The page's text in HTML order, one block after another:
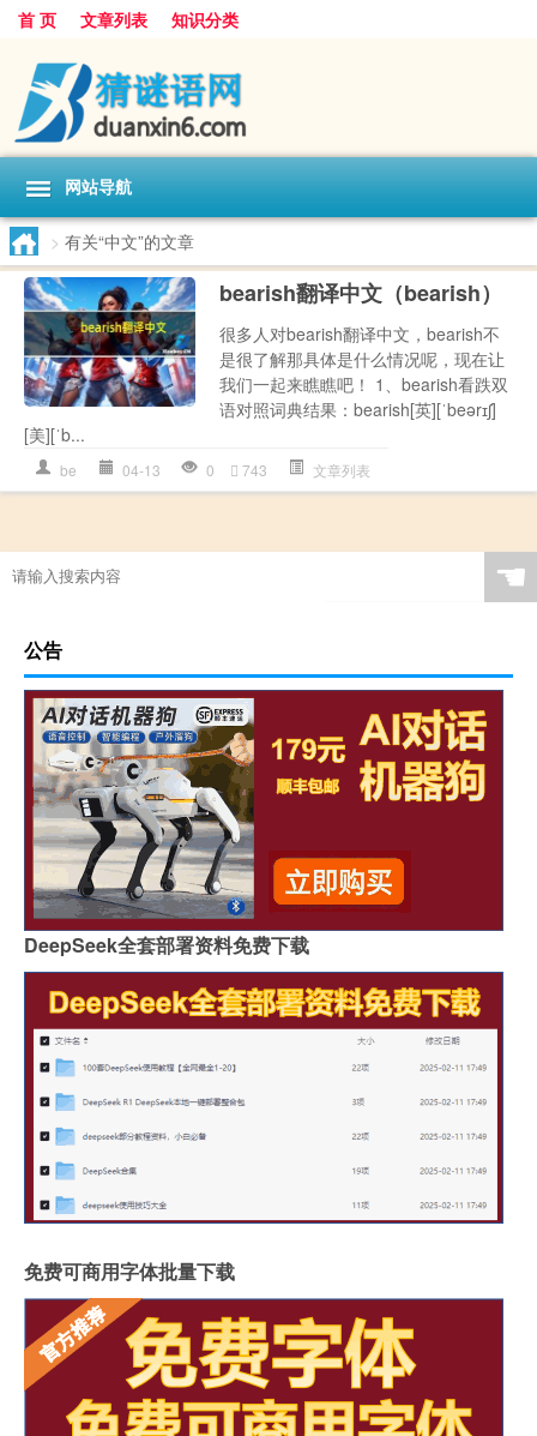
首 页 文章列表 知识分类
网站导航
> 有关“中文”的文章
bearish翻译中文（bearish）
很多人对bearish翻译中文，bearish不
是很了解那具体是什么情况呢，现在让
我们一起来瞧瞧吧！ 1、bearish看跌双
语对照词典结果：bearish[英][ˈbeərɪʃ]
[美][ˈb...
be 04-13 0 743 文章列表
☚
公告
DeepSeek全套部署资料免费下载
免费可商用字体批量下载